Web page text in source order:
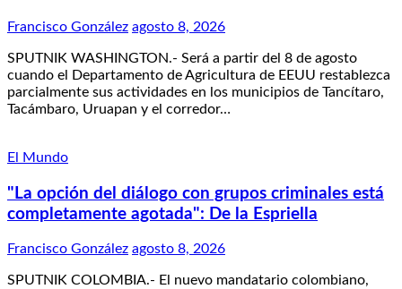
Francisco González agosto 8, 2026
SPUTNIK WASHINGTON.- Será a partir del 8 de agosto
cuando el Departamento de Agricultura de EEUU restablezca
parcialmente sus actividades en los municipios de Tancítaro,
Tacámbaro, Uruapan y el corredor…
El Mundo
"La opción del diálogo con grupos criminales está
completamente agotada": De la Espriella
Francisco González agosto 8, 2026
SPUTNIK COLOMBIA.- El nuevo mandatario colombiano,